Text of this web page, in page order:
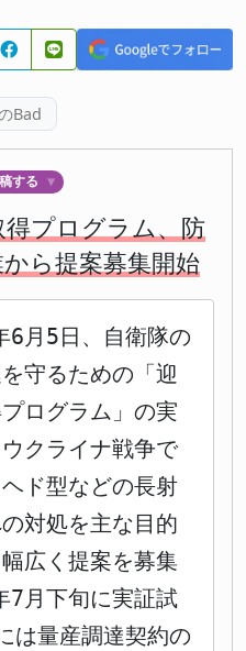
Bad
する ▼
プログラム、防
ら提案募集開始
6月5日、自衛隊の
守るための「迎
ログラム」の実
クライナ戦争で
ド型などの長射
対処を主な目的
広く提案を募集
7月下旬に実証試
は量産調達契約の